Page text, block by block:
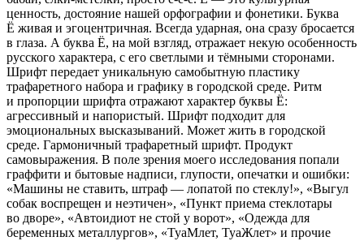
ценность, достояние нашей орфографии и фонетики. Буква
Ё живая и эгоцентричная. Всегда ударная, она сразу бросается
в глаза. А буква Ё, на мой взгляд, отражает некую особенность
русского характера, с его светлыми и тёмными сторонами.
Шрифт передает уникальную самобытную пластику
трафаретного набора и графику в городской среде. Ритм
и пропорции шрифта отражают характер буквы Ё:
агрессивный и напористый. Шрифт подходит для
эмоциональных высказываний. Может жить в городской
среде. Гармоничный трафаретный шрифт. Продукт
самовыражения. В поле зрения моего исследования попали
граффити и бытовые надписи, глупости, опечатки и ошибки:
«Машины не ставить, штраф — лопатой по стеклу!», «Выгул
собак воспрещен и неэтичен», «Пункт приема стеклотары
во дворе», «Автоидиот не стой у ворот», «Одежда для
беременных металлургов», «ТуаМлет, ТуаЖлет» и прочие